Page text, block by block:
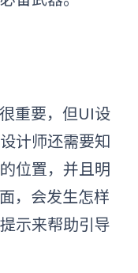
重要，但UI设
计师还需要知
位置，并且明
， 会发生怎样
示来帮助引导